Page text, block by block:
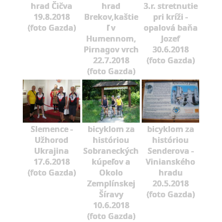
hrad Čičva
19.8.2018
(foto Gazda)
hrad
Brekov,kaštie
ľ v
Humennom,
Pirnagov vrch
22.7.2018
(foto Gazda)
3.r. stretnutie
pri kríži -
opalová baňa
Jozef
30.6.2018
(foto Gazda)
Slemence -
Užhorod
Ukrajina
17.6.2018
(foto Gazda)
bicyklom za
históriou
Sobraneckých
kúpeľov a
Okolo
Zemplínskej
Šíravy
10.6.2018
(foto Gazda)
bicyklom za
históriou
Senderova -
Vinianského
hradu
20.5.2018
(foto Gazda)